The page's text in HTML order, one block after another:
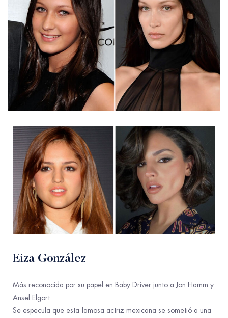
Eiza González
Más reconocida por su papel en Baby Driver junto a Jon Hamm y
Ansel Elgort.
Se especula que esta famosa actriz mexicana se sometió a una